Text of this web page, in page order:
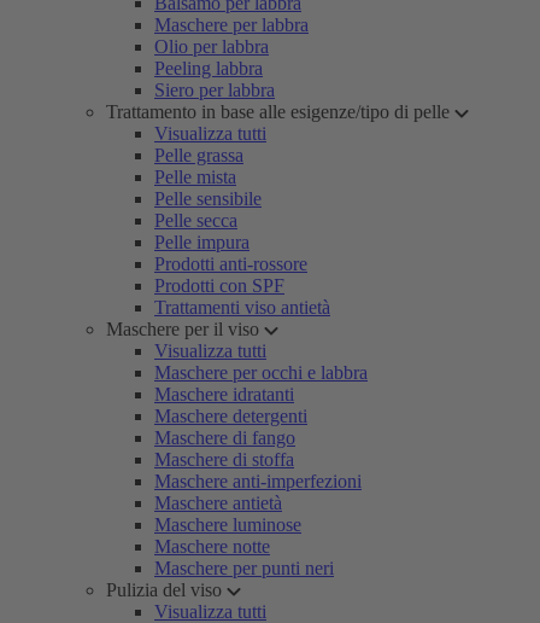
Maschere per labbra
Olio per labbra
Peeling labbra
Siero per labbra
Trattamento in base alle esigenze/tipo di pelle
Visualizza tutti
Pelle grassa
Pelle mista
Pelle sensibile
Pelle secca
Pelle impura
Prodotti anti-rossore
Prodotti con SPF
Trattamenti viso antietà
Maschere per il viso
Visualizza tutti
Maschere per occhi e labbra
Maschere idratanti
Maschere detergenti
Maschere di fango
Maschere di stoffa
Maschere anti-imperfezioni
Maschere antietà
Maschere luminose
Maschere notte
Maschere per punti neri
Pulizia del viso
Visualizza tutti